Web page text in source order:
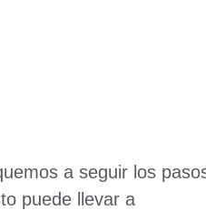
a seguir los
puede llevar a